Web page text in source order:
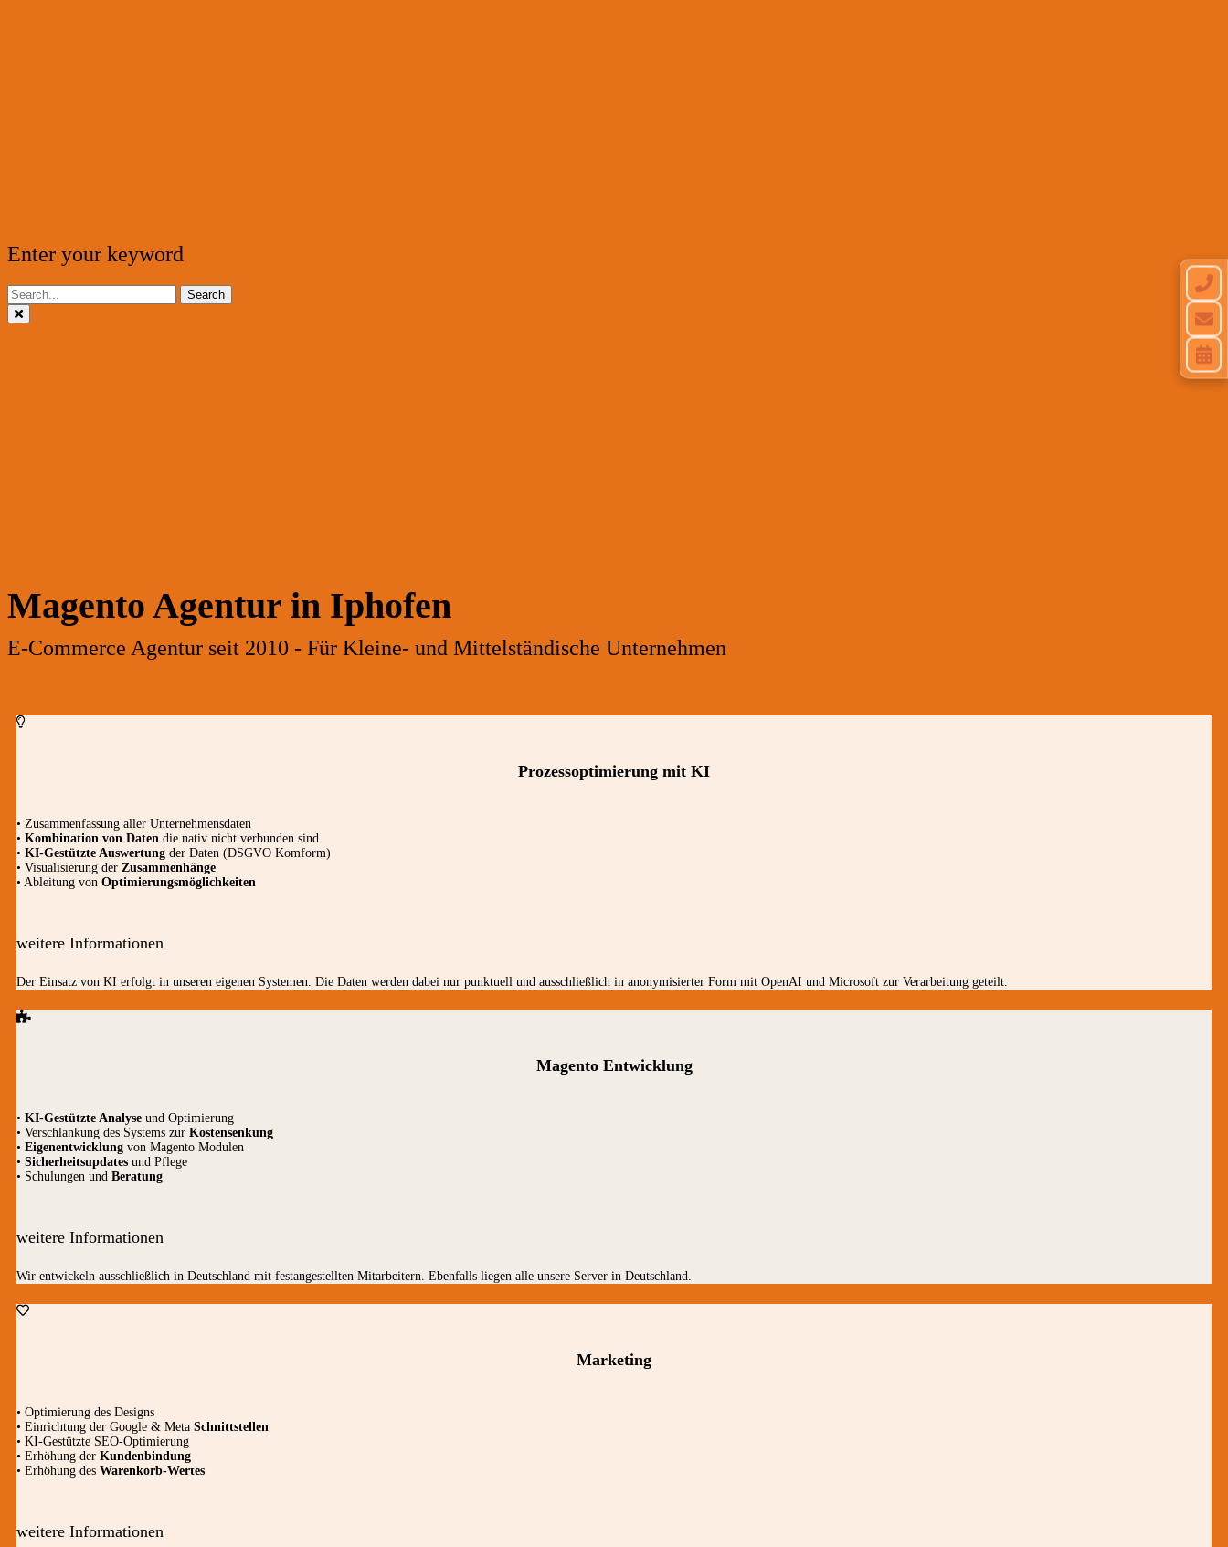
Enter your keyword
Search
Magento Agentur in Iphofen
E-Commerce Agentur seit 2010 - Für Kleine- und Mittelständische Unternehmen
Prozessoptimierung mit KI
• Zusammenfassung aller Unternehmensdaten
• Kombination von Daten die nativ nicht verbunden sind
• KI-Gestützte Auswertung der Daten (DSGVO Komform)
• Visualisierung der Zusammenhänge
• Ableitung von Optimierungsmöglichkeiten
weitere Informationen
Der Einsatz von KI erfolgt in unseren eigenen Systemen. Die Daten werden dabei nur punktuell und ausschließlich in anonymisierter Form mit OpenAI und Microsoft zur Verarbeitung geteilt.
Magento Entwicklung
• KI-Gestützte Analyse und Optimierung
• Verschlankung des Systems zur Kostensenkung
• Eigenentwicklung von Magento Modulen
• Sicherheitsupdates und Pflege
• Schulungen und Beratung
weitere Informationen
Wir entwickeln ausschließlich in Deutschland mit festangestellten Mitarbeitern. Ebenfalls liegen alle unsere Server in Deutschland.
Marketing
• Optimierung des Designs
• Einrichtung der Google & Meta Schnittstellen
• KI-Gestützte SEO-Optimierung
• Erhöhung der Kundenbindung
• Erhöhung des Warenkorb-Wertes
weitere Informationen